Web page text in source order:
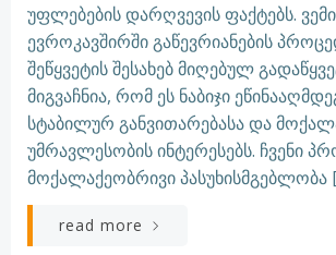
უფლებების დარღვევის ფაქტებს.
ევროკავშირში გაწევრიანების
შეწყვეტის შესახებ მიღებულ
მიგვაჩნია, რომ ეს ნაბიჯი
სტაბილურ განვითარებასა და
უმრავლესობის ინტერესებს. ჩვენი
მოქალაქეობრივი პასუხისმგებლობა
read more